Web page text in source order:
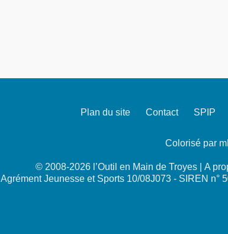
Plan du site Contact SPIP
Colorisé par
© 2008-2026 l’Outil en Main de Troyes | A
Agrément Jeunesse et Sports 10/08J073 - SIREN n°